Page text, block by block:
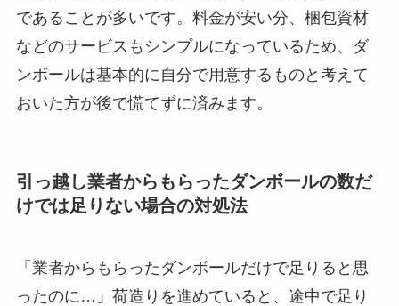
であることが多いです。料金が安い分、梱包資材
などのサービスもシンプルになっているため、
ダ
ンボールは基本的に自分で用意するものと考えて
おいた方が後で慌てずに済みます。
引っ越し業者からもらったダンボールの数だ
けでは足りない場合の対処法
「業者からもらったダンボールだけで足りると思
ったのに…」荷造りを進めていると、途中で足り